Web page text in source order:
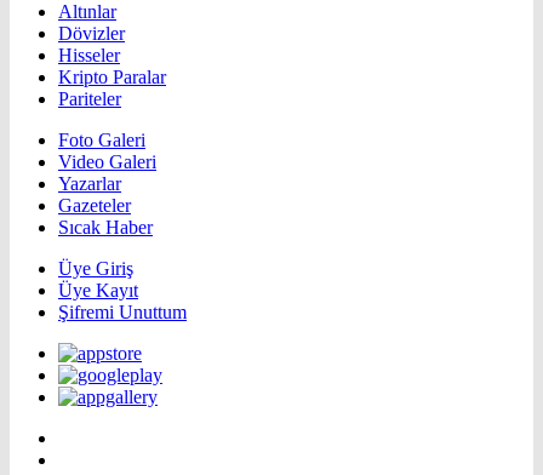
Altınlar
Dövizler
Hisseler
Kripto Paralar
Pariteler
Foto Galeri
Video Galeri
Yazarlar
Gazeteler
Sıcak Haber
Üye Giriş
Üye Kayıt
Şifremi Unuttum